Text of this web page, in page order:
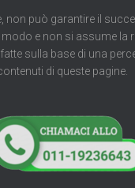
non può garantire il
e non si assume la
sulla base di una
di queste pagine.